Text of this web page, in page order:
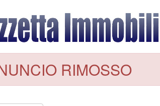
RIMOSSO